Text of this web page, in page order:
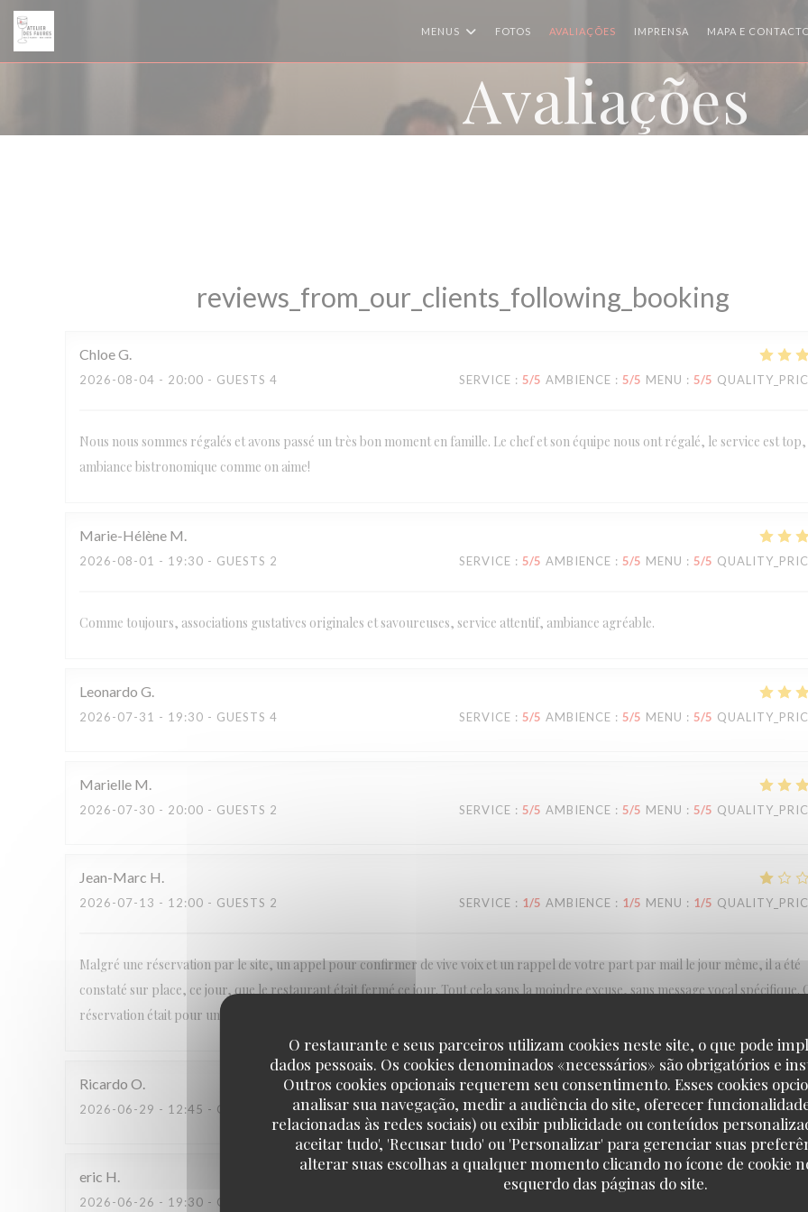
Painel de Gerenciamento de Cookies
O restaurante e seus parceiros utilizam cookies neste site, o que pode
dados pessoais. Os cookies denominados «necessários» são obrigatórios e
Outros cookies opcionais requerem seu consentimento. Esses cookies
analisar sua navegação, medir a audiência do site, oferecer
relacionadas às redes sociais) ou exibir publicidade ou conteúdos
aceitar tudo', 'Recusar tudo' ou 'Personalizar' para gerenciar suas
alterar suas escolhas a qualquer momento clicando no ícone de cookie
esquerdo das páginas do site.
MENUS FOTOS AVALIAÇÕES IMPRENSA MAPA E
Avaliações
reviews_from_our_clients_following_booking
ChloeG
2026-08-04 - 20:00 - GUESTS 4 SERVICE : 5/5 AMBIENCE : 5/5 MENU : 5/5
Nous nous sommes régalés et avons passé un très bon moment en famille. Le chef et son équipe nous ont régalé, le service est top,
ambiance bistronomique comme on aime!
Marie-Hélène M
2026-08-01 - 19:30 - GUESTS 2 SERVICE : 5/5 AMBIENCE : 5/5 MENU : 5/5
Comme toujours, associations gustatives originales et savoureuses, service attentif, ambiance agréable.
Leonardo G
2026-07-31 - 19:30 - GUESTS 4 SERVICE : 5/5 AMBIENCE : 5/5 MENU : 5/5
Marielle M
2026-07-30 - 20:00 - GUESTS 2 SERVICE : 5/5 AMBIENCE : 5/5 MENU : 5/5
Jean-Marc H
2026-07-13 - 12:00 - GUESTS 2 SERVICE : 1/5 AMBIENCE : 1/5 MENU : 1/5
Malgré une réservation par le site, un appel pour confirmer de vive voix et un rappel de votre part par mail le jour même, il a été
constaté sur place, ce jour, que le restaurant était fermé ce jour. Tout cela sans la moindre excuse, sans message vocal spécifique.
réservation était pour un déjeuner de travail, naturellement, il n'y en aura pas d'autre.
Ricardo O
2026-06-29 - 12:45 - GUESTS 2 SERVICE: 5/5 AMBIENCE : 5/5 MENU: 5/5
eric H
2026-06-26 - 19:30 - GUESTS 2